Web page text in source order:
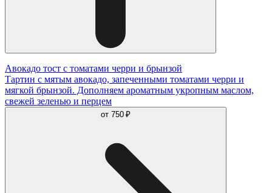
Авокадо тост с томатами черри и брынзой
Тартин с мятым авокадо, запеченными томатами черри и
мягкой брынзой. Дополняем ароматным укропным маслом,
свежей зеленью и перцем
от 750 ₽